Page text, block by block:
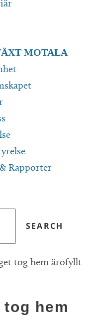
MOTALA
Rapporter
tog hem ärofyllt
hem